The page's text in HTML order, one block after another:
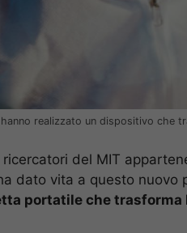
realizzato un dispositivo che
del MIT
dato vita a questo nuovo
portatile che trasforma